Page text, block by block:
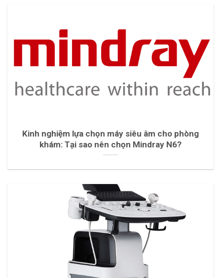
Kinh nghiệm lựa chọn máy siêu âm cho phòng
khám: Tại sao nên chọn Mindray N6?